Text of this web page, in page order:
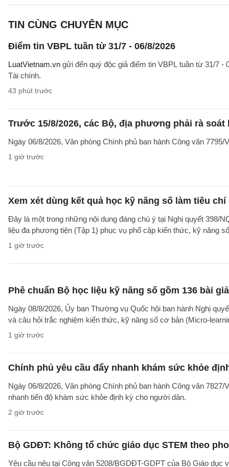
TIN CÙNG CHUYÊN MỤC
Điểm tin VBPL tuần từ 31/7 - 06/8/2026
LuatVietnam.vn gửi đến quý độc giả điểm tin VBPL tuần từ 31/7 -
Tài chính.
43 phút trước
Trước 15/8/2026, các Bộ, địa phương phải rà
Ngày 06/8/2026, Văn phòng Chính phủ ban hành Công văn
1 giờ trước
Xem xét dùng kết quả học kỹ năng số làm tiêu
Đây là một trong những nội dung đáng chú ý tại Nghị quyết 398/
liệu đa phương tiện (Tập 1) phục vụ phổ cập kiến thức, kỹ năng
1 giờ trước
Phê chuẩn Bộ học liệu kỹ năng số gồm 136 bài
Ngày 08/8/2026, Ủy ban Thường vụ Quốc hội ban hành Nghị
và câu hỏi trắc nghiệm kiến thức, kỹ năng số cơ bản (Micro-
1 giờ trước
Chính phủ yêu cầu đẩy nhanh khám sức khỏe
Ngày 06/8/2026, Văn phòng Chính phủ ban hành Công văn
nhanh tiến độ khám sức khỏe định kỳ cho người dân.
2 giờ trước
Bộ GDĐT: Không tổ chức giáo dục STEM theo
Yêu cầu nêu tại Công văn 5208/BGDĐT-GDPT của Bộ Giáo